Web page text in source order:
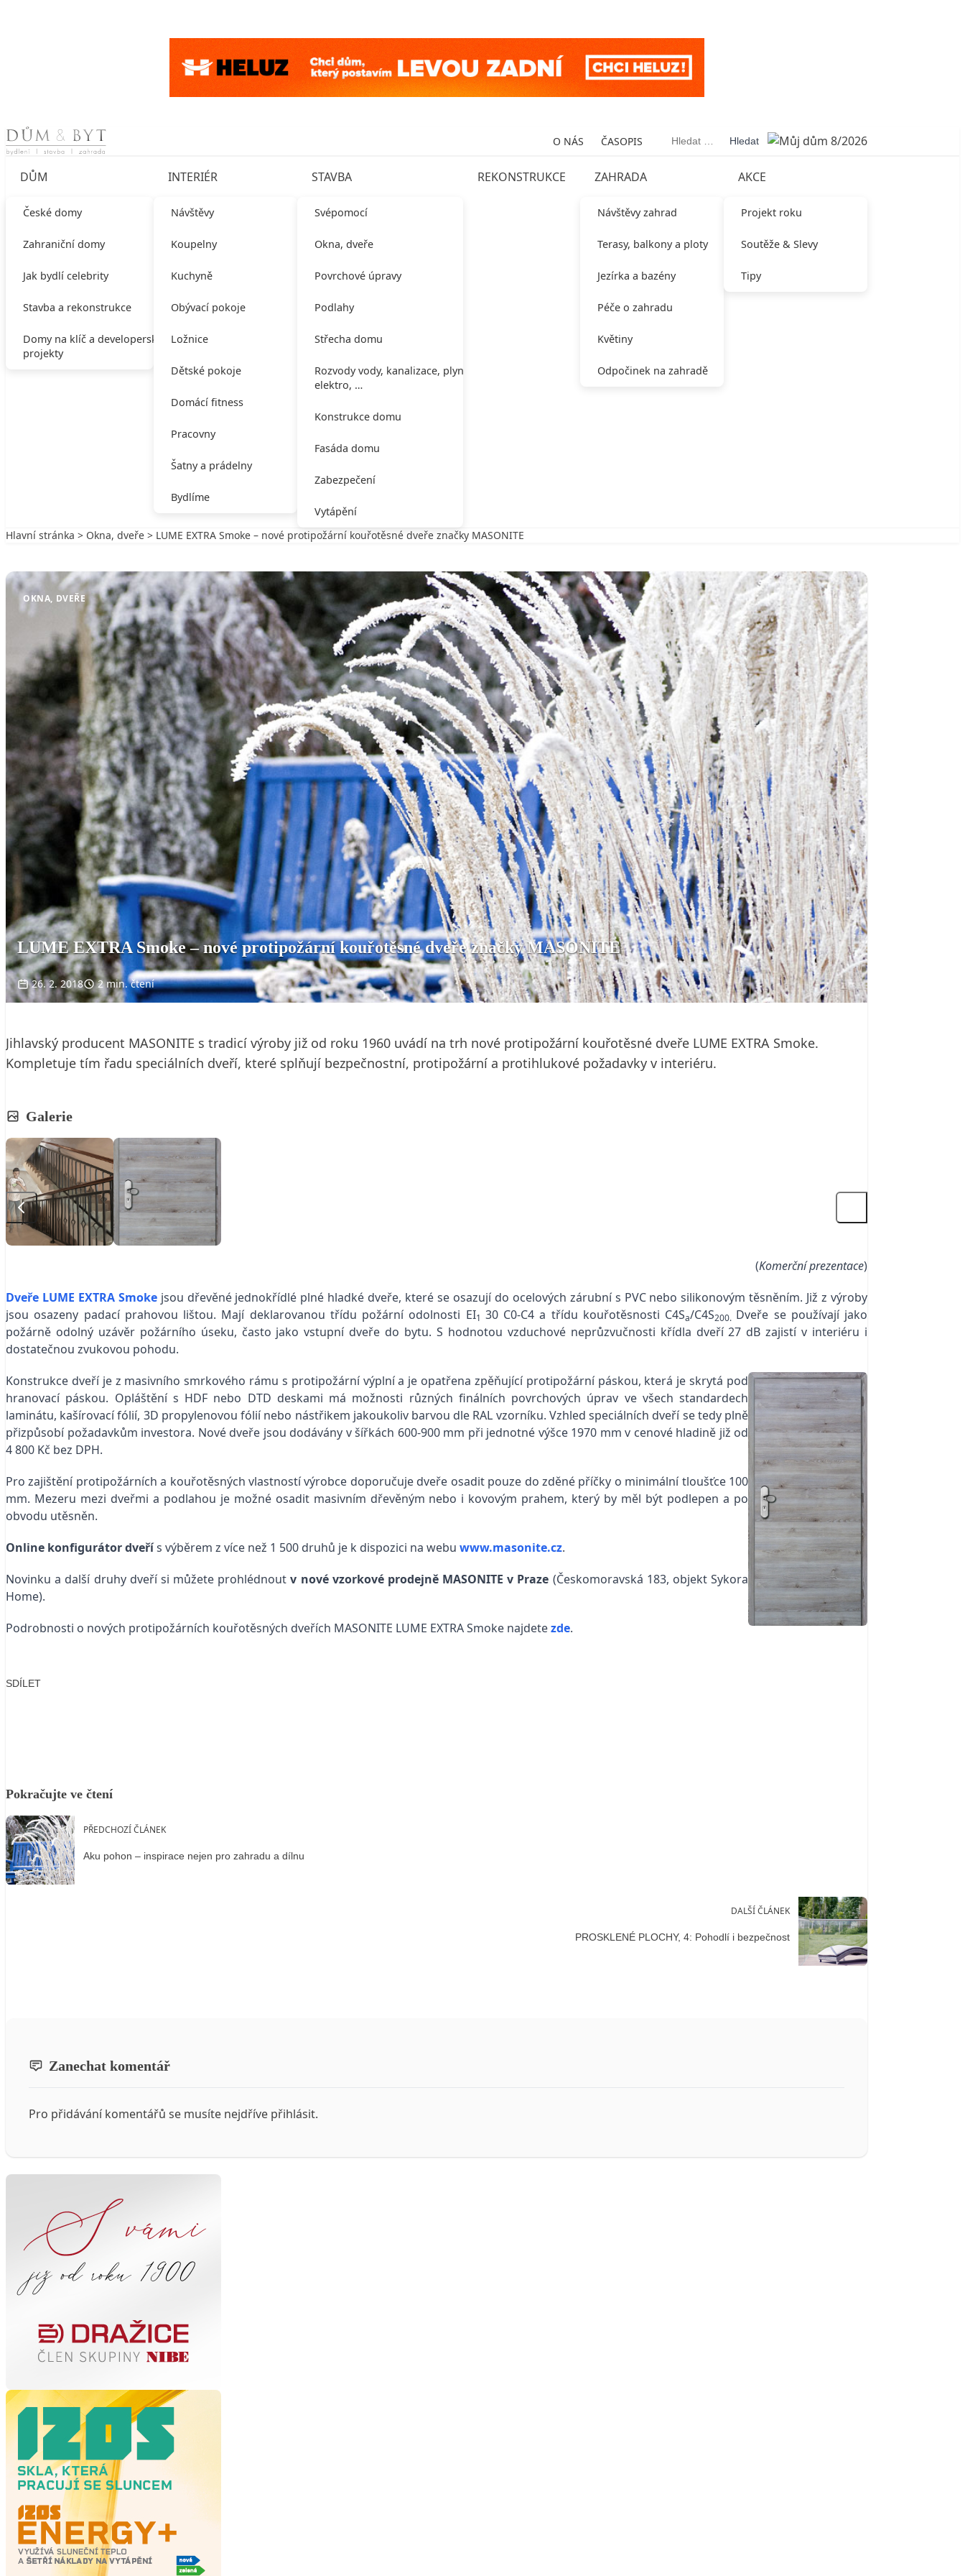
Skip to content O NÁS ČASOPIS Vyhledávání
DŮM
České domy
Zahraniční domy
Jak bydlí celebrity
Stavba a rekonstrukce
Domy na klíč a developerské
projekty
INTERIÉR
Návštěvy
Koupelny
Kuchyně
Obývací pokoje
Ložnice
Dětské pokoje
Domácí fitness
Pracovny
Šatny a prádelny
Bydlíme
STAVBA
Svépomocí
Okna, dveře
Povrchové úpravy
Podlahy
Střecha domu
Rozvody vody, kanalizace, plynu,
elektro, …
Konstrukce domu
Fasáda domu
Zabezpečení
Vytápění
REKONSTRUKCE ZAHRADA
Návštěvy zahrad
Terasy, balkony a ploty
Jezírka a bazény
Péče o zahradu
Květiny
Odpočinek na zahradě
AKCE
Projekt roku
Soutěže & Slevy
Tipy
Hlavní stránka > Okna, dveře > LUME EXTRA Smoke – nové protipožární kouřotěsné dveře značky MASONITE
OKNA, DVEŘE
LUME EXTRA Smoke – nové protipožární kouřotěsné dveře značky MASONITE
26. 2. 2018 2 min. čtení
Jihlavský producent MASONITE s tradicí výroby již od roku 1960 uvádí na trh nové protipožární kouřotěsné dveře LUME EXTRA Smoke.
Kompletuje tím řadu speciálních dveří, které splňují bezpečnostní, protipožární a protihlukové požadavky v interiéru.
Galerie
(Komerční prezentace)
Dveře LUME EXTRA Smokejsou dřevěné jednokřídlé plné hladké dveře, které se osazují do ocelových zárubní s PVC nebo silikonovým těsněním. Již z výroby
jsou osazeny padací prahovou lištou. Mají deklarovanou třídu požární odolnosti EI1 30 C0-C4 a třídu kouřotěsnosti C4Sa/C4S200. Dveře se používají jako
požárně odolný uzávěr požárního úseku, často jako vstupní dveře do bytu. S hodnotou vzduchové neprůzvučnosti křídla dveří 27 dB zajistí v interiéru i
dostatečnou zvukovou pohodu.
Konstrukce dveří je z masivního smrkového rámu s protipožární výplní a je opatřena zpěňující protipožární páskou, která je skrytá pod
hranovací páskou. Opláštění s HDF nebo DTD deskami má možnosti různých finálních povrchových úprav ve všech standardech
laminátu, kašírovací fólií, 3D propylenovou fólií nebo nástřikem jakoukoliv barvou dle RAL vzorníku. Vzhled speciálních dveří se tedy plně
přizpůsobí požadavkům investora. Nové dveře jsou dodávány v šířkách 600-900 mm při jednotné výšce 1970 mm v cenové hladině již od
4 800 Kč bez DPH.
Pro zajištění protipožárních a kouřotěsných vlastností výrobce doporučuje dveře osadit pouze do zděné příčky o minimální tloušťce 100
mm. Mezeru mezi dveřmi a podlahou je možné osadit masivním dřevěným nebo i kovovým prahem, který by měl být podlepen a po
obvodu utěsněn.
Online konfigurátor dveřís výběrem z více než 1 500 druhů je k dispozici na webu www.masonite.cz.
Novinku a další druhy dveří si můžete prohlédnoutv nové vzorkové prodejně MASONITE v Praze (Českomoravská 183, objekt Sykora
Home).
Podrobnosti o nových protipožárních kouřotěsných dveřích MASONITE LUME EXTRA Smoke najdetezde.
SDÍLET
Pokračujte ve čtení
PŘEDCHOZÍ ČLÁNEK
Aku pohon – inspirace nejen pro zahradu a dílnu
DALŠÍ ČLÁNEK
PROSKLENÉ PLOCHY, 4: Pohodlí i bezpečnost
Zanechat komentář
Pro přidávání komentářů se musíte nejdříve přihlásit.